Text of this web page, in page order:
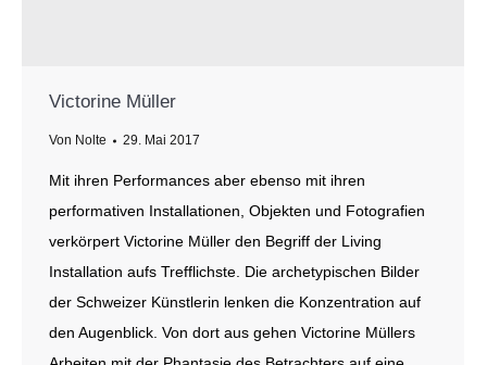
Victorine Müller
Von Nolte 29. Mai 2017
Mit ihren Performances aber ebenso mit ihren
performativen Installationen, Objekten und Fotografien
verkörpert Victorine Müller den Begriff der Living
Installation aufs Trefflichste. Die archetypischen Bilder
der Schweizer Künstlerin lenken die Konzentration auf
den Augenblick. Von dort aus gehen Victorine Müllers